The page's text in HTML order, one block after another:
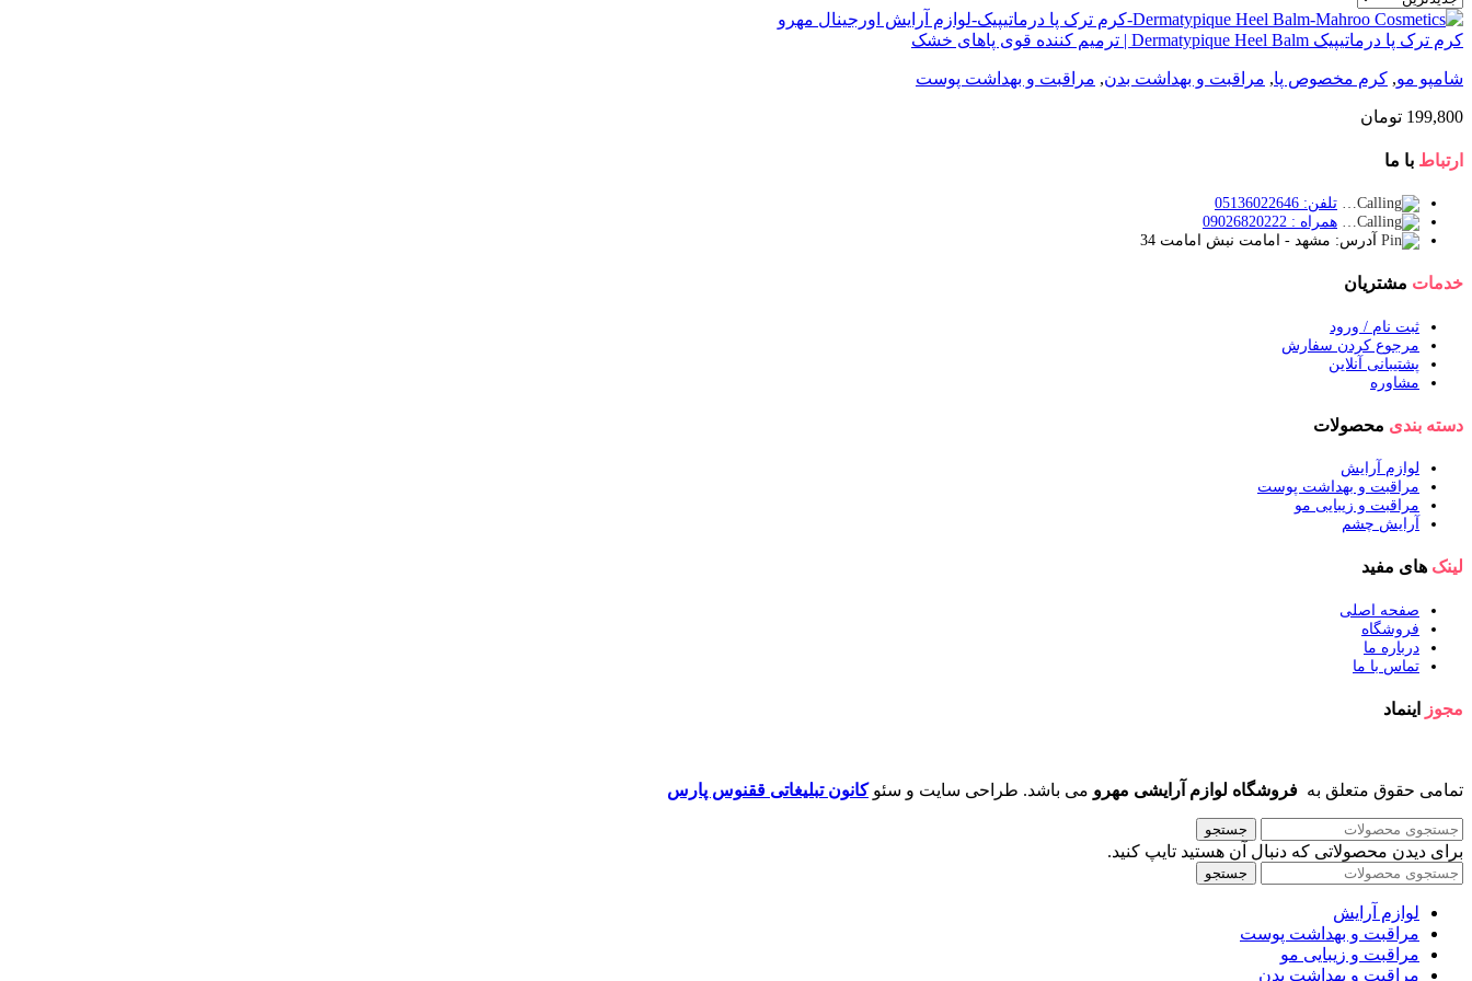
کرم ترک پا درماتیپیک Dermatypique Heel Balm | ترمیم کننده قوی پاهای خشک
شامپو مو, کرم مخصوص پا, مراقبت و بهداشت بدن, مراقبت و بهداشت پوست
199,800 تومان
ارتباط با ما
تلفن: 05136022646
همراه : 09026820222
آدرس: مشهد - امامت نبش امامت 34
خدمات مشتریان
ثبت نام / ورود
مرجوع کردن سفارش
پشتیبانی آنلاین
مشاوره
دسته بندی محصولات
لوازم آرایش
مراقبت و بهداشت پوست
مراقبت و زیبایی مو
آرایش چشم
لینک های مفید
صفحه اصلی
فروشگاه
درباره ما
تماس با ما
مجوز اینماد
تمامی حقوق متعلق به فروشگاه لوازم آرایشی مهرو می باشد. طراحی سایت و سئوکانون تبلیغاتی ققنوس پارس
جستجو
برای دیدن محصولاتی که دنبال آن هستید تایپ کنید.
جستجو
لوازم آرایش
مراقبت و بهداشت پوست
مراقبت و زیبایی مو
مراقبت و بهداشت بدن